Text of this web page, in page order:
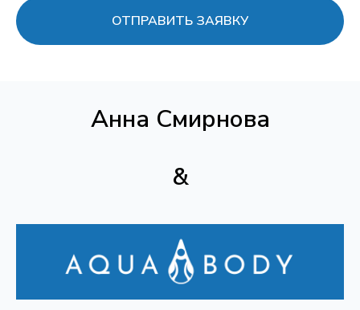
ОТПРАВИТЬ ЗАЯВКУ
Анна Смирнова
&